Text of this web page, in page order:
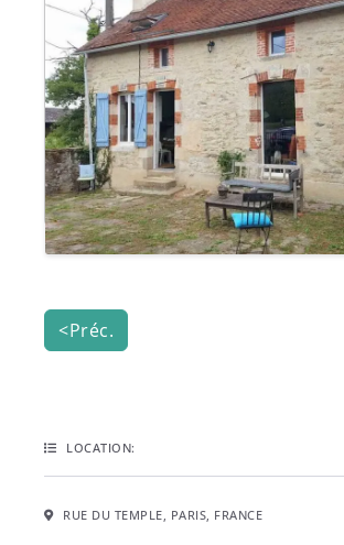
<Préc.
LOCATION:
RUE DU TEMPLE, PARIS, FRANCE